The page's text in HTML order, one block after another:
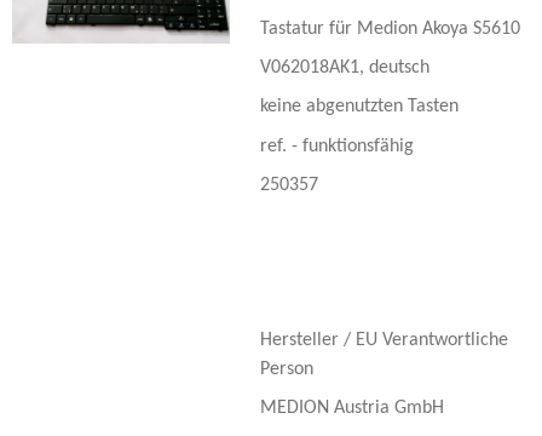
Tastatur für Medion Akoya S5610
V062018AK1, deutsch
keine abgenutzten Tasten
ref. - funktionsfähig
250357
Hersteller / EU Verantwortliche
Person
MEDION Austria GmbH